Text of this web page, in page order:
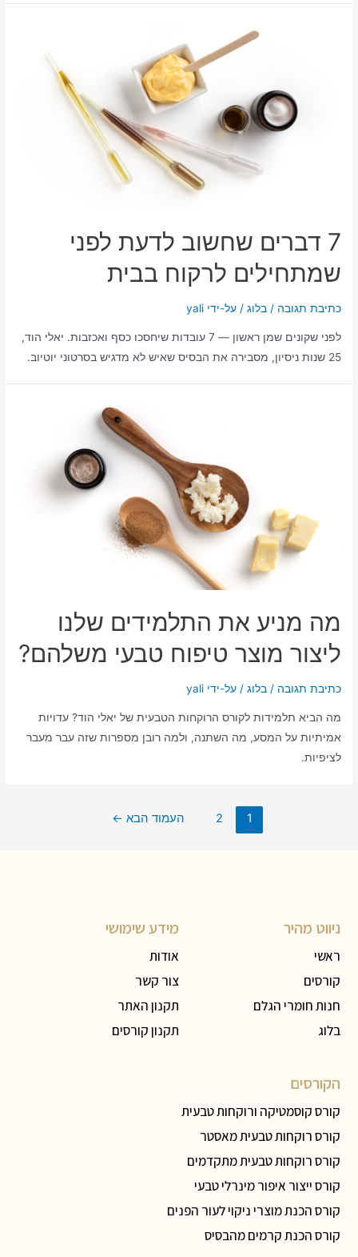
7 דברים שחשוב לדעת לפני
שמתחילים לרקוח בבית
כתיבת תגובה /בלוג / על-ידי yali
לפני שקונים שמן ראשון — 7 עובדות שיחסכו כסף ואכזבות. יאלי הוד,
25 שנות ניסיון, מסבירה את הבסיס שאיש לא מדגיש בסרטוני יוטיוב.
מה מניע את התלמידים שלנו
ליצור מוצר טיפוח טבעי משלהם?
כתיבת תגובה /בלוג / על-ידי yali
מה הביא תלמידות לקורס הרוקחות הטבעית של יאלי הוד? עדויות
אמיתיות על המסע, מה השתנה, ולמה רובן מספרות שזה עבר מעבר
לציפיות.
1
2 העמוד הבא ←
ניווט מהיר
ראשי
קורסים
חנות חומרי הגלם
בלוג
מידע שימושי
אודות
צור קשר
תקנון האתר
תקנון קורסים
הקורסים
קורס קוסמטיקה ורוקחות טבעית
קורס רוקחות טבעית מאסטר
קורס רוקחות טבעית מתקדמים
קורס ייצור איפור מינרלי טבעי
קורס הכנת מוצרי ניקוי לעור הפנים
קורס הכנת קרמים מהבסיס